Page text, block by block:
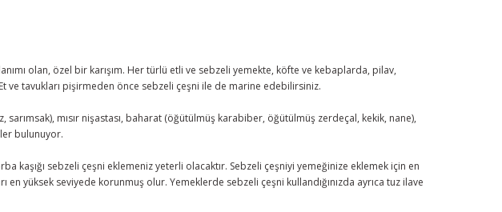
olan, özel bir karışım. Her türlü etli ve sebzeli yemekte, köfte ve kebaplarda, pilav,
ve tavukları pişirmeden önce sebzeli çeşni ile de marine edebilirsiniz.
mısır nişastası, baharat (öğütülmüş karabiber, öğütülmüş zerdeçal, kekik, nane),
bulunuyor.
kaşığı sebzeli çeşni eklemeniz yeterli olacaktır. Sebzeli çeşniyi yemeğinize eklemek için en
yüksek seviyede korunmuş olur. Yemeklerde sebzeli çeşni kullandığınızda ayrıca tuz ilave